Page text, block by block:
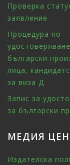
Проверка
заявление
Процедура по
български
лица,
за виза Д
Запис за
за български
МЕДИЯ
Издателска